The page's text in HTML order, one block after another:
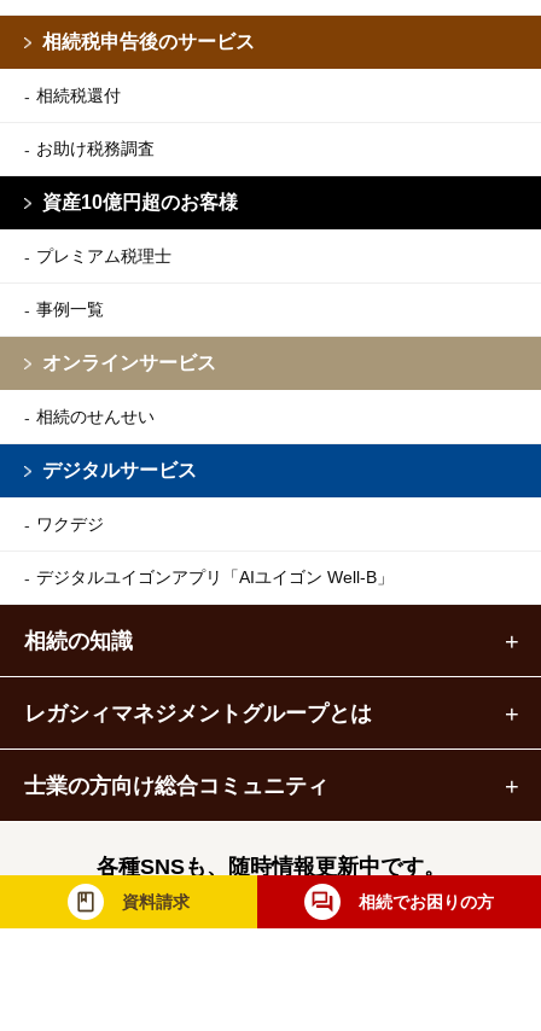
資料請求 相続でお困りの方
相続税申告後のサービス
相続税還付
お助け税務調査
資産10億円超のお客様
プレミアム税理士
事例一覧
オンラインサービス
相続のせんせい
デジタルサービス
ワクデジ
デジタルユイゴンアプリ 「AIユイゴン Well-B」
相続の知識
レガシィマネジメントグループとは
士業の方向け総合コミュニティ
各種SNSも、随時情報更新中です。